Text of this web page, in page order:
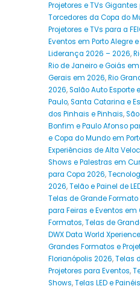
Projetores e TVs
Torcedores da Copa do
Projetores e TVs para a
Eventos em Porto Alegre
Liderança 2026 – 2026,
Rio de Janeiro e Goiás
Gerais em 2026,Rio
2026,Salão Auto Esporte
Paulo,Santa Catarina e
dos Pinhais e Pinhais,
Bonfim e Paulo Afonso
e Copa do Mundo em
Experiências de Alta
Shows e Palestras em
para Copa 2026,
2026,Telão e Painel de
Telas de Grande Formato
para Feiras e Eventos em
Formatos,Telas de
DWX Data World
Grandes Formatos e
Florianópolis 2026,Telas
Projetores para Eventos,
Shows,Telas LED e